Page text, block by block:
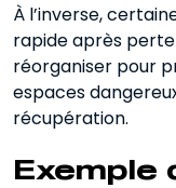
À l’inverse,
rapide après perte
réorganiser pour
espaces
récupération.
Exemple